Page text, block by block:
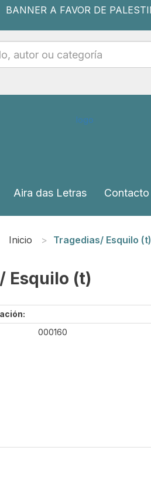
Aira das Letras Contacto
Inicio Tragedias/ Esquilo (t)
Esquilo (t)
000160